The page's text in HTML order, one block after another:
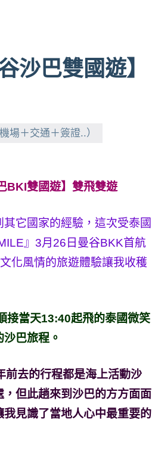
沙巴雙國遊】
場＋交通＋簽證..）
BKI雙國遊】雙飛雙遊
它國家的經驗，這次受泰國
』3月26日曼谷BKK首航
化風情的旅遊體驗讓我收穫
接當天13:40起飛的泰國微笑
巴旅程。
前去的行程都是海上活動沙
但此趟來到沙巴的方方面面
見識了當地人心中最重要的